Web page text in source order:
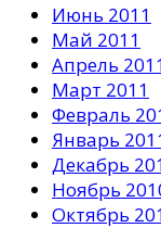
Июнь 2011
Май 2011
Апрель
Март 2011
Февраль
Январь
Декабрь
Ноябрь
Октябрь